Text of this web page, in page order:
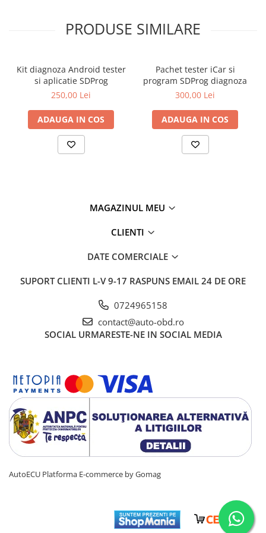
diagnosticare.
3. Începeți diagnosticarea vehiculului
Citiți și ștergeți codurile de eroare, monitorizați
parametrii motorului.
✅Atelier de reparații auto
• posibile cauze ale defecțiunii
• motive pentru apariția codului de eroare
• posibile simptome ale defecțiunii
disponibile în mașină
• tipuri și stări ale codurilor de eroare pentru a
facilita diagnosticarea defecțiunilor
Conștient
• monitorizarea temperaturii motorului, a
aerului de admisie și a temperaturii
PRODUSE SIMILARE
Kit diagnoza Android tester
si aplicatie SDProg
250,00 Lei
ADAUGA IN COS
Pachet tester iCar si
program SDProg diagnoza
300,00 Lei
ADAUGA IN COS
MAGAZINUL MEU
CLIENTI
DATE COMERCIALE
SUPORT CLIENTI L-V 9-17 RASPUNS EMAIL 24 DE ORE
0724965158
contact@auto-obd.ro
SOCIAL URMARESTE-NE IN SOCIAL MEDIA
AutoECU Platforma E-commerce by Gomag